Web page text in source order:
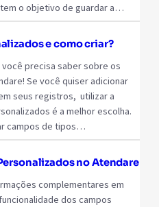
o objetivo de guardar a…
e como criar?
precisa saber sobre os
Se você quiser adicionar
seus registros, utilizar a
é a melhor escolha.
campos de tipos…
no Atendare
complementares em
dos campos